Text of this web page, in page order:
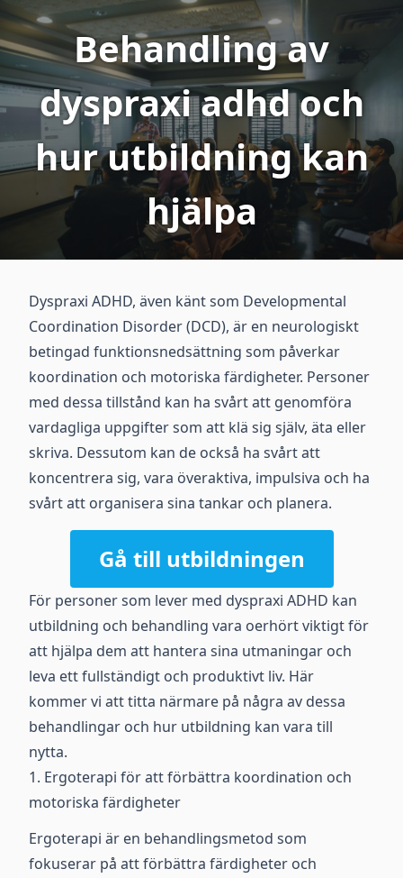
Behandling av
dyspraxi adhd och
hur utbildning kan
hjälpa
Dyspraxi ADHD, även känt som Developmental
Coordination Disorder (DCD), är en neurologiskt
betingad funktionsnedsättning som påverkar
koordination och motoriska färdigheter. Personer
med dessa tillstånd kan ha svårt att genomföra
vardagliga uppgifter som att klä sig själv, äta eller
skriva. Dessutom kan de också ha svårt att
koncentrera sig, vara överaktiva, impulsiva och ha
svårt att organisera sina tankar och planera.
Gå till utbildningen
För personer som lever med dyspraxi ADHD kan
utbildning och behandling vara oerhört viktigt för
att hjälpa dem att hantera sina utmaningar och
leva ett fullständigt och produktivt liv. Här
kommer vi att titta närmare på några av dessa
behandlingar och hur utbildning kan vara till
nytta.
1. Ergoterapi för att förbättra koordination och
motoriska färdigheter
Ergoterapi är en behandlingsmetod som
fokuserar på att förbättra färdigheter och